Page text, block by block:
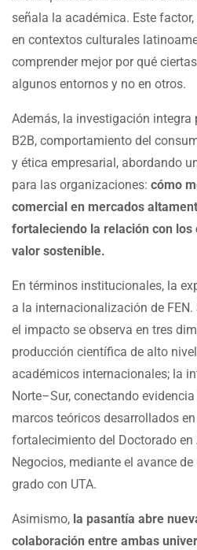
señala la académica. Este
en contextos culturales
comprender mejor por qué
algunos entornos y no en otros.
Además, la investigación integra
B2B, comportamiento del
y ética empresarial, abordando
para las organizaciones: cómo
comercial en mercados
fortaleciendo la relación con los
valor sostenible.
En términos institucionales, la
a la internacionalización de
el impacto se observa en tres
producción científica de alto
académicos internacionales; la
Norte–Sur, conectando
marcos teóricos desarrollados en
fortalecimiento del Doctorado
Negocios, mediante el avance
grado con UTA.
Asimismo, la pasantía abre
colaboración entre ambas